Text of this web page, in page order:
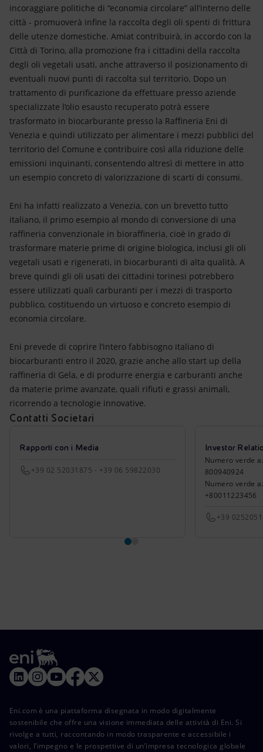
incoraggiare politiche di “economia circolare” all’interno delle
città - promuoverà infine la raccolta degli oli spenti di frittura
delle utenze domestiche. Amiat contribuirà, in accordo con la
Città di Torino, alla promozione fra i cittadini della raccolta
degli oli vegetali usati, anche attraverso il posizionamento di
eventuali nuovi punti di raccolta sul territorio. Dopo un
trattamento di purificazione da effettuare presso aziende
specializzate l’olio esausto recuperato potrà essere
trasformato in biocarburante presso la Raffineria Eni di
Venezia e quindi utilizzato per alimentare i mezzi pubblici del
territorio del Comune e contribuire così alla riduzione delle
emissioni inquinanti, consentendo altresì di mettere in atto
un esempio concreto di valorizzazione di scarti di consumi.
Eni ha infatti realizzato a Venezia, con un brevetto tutto
italiano, il primo esempio al mondo di conversione di una
raffineria convenzionale in bioraffineria, cioè in grado di
trasformare materie prime di origine biologica, inclusi gli oli
vegetali usati e rigenerati, in biocarburanti di alta qualità. A
breve quindi gli oli usati dei cittadini torinesi potrebbero
essere utilizzati quali carburanti per i mezzi di trasporto
pubblico, costituendo un virtuoso e concreto esempio di
economia circolare.
Eni prevede di coprire l’intero fabbisogno italiano di
biocarburanti entro il 2020, grazie anche allo start up della
raffineria di Gela, e di produrre energia e carburanti anche
da materie prime avanzate, quali rifiuti e grassi animali,
ricorrendo a tecnologie innovative.
Contatti Societari
Rapporti con i Media
+39 02 52031875 - +39 06 59822030
Investor
Numero verde
800940924
Numero verde
+80011223456
+39
Eni.com è una piattaforma disegnata in modo digitalmente
sostenibile che offre una visione immediata delle attività di Eni. Si
rivolge a tutti, raccontando in modo trasparente e accessibile i
valori, l’impegno e le prospettive di un’impresa tecnologica globale